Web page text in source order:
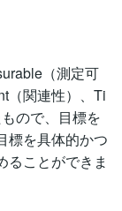
（測定可
（関連性）、Ti
ので、目標を
標を具体的かつ
ることができま